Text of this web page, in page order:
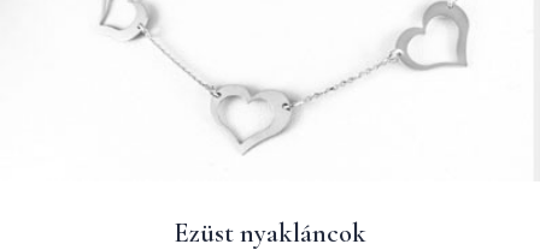
Ezüst nyakláncok